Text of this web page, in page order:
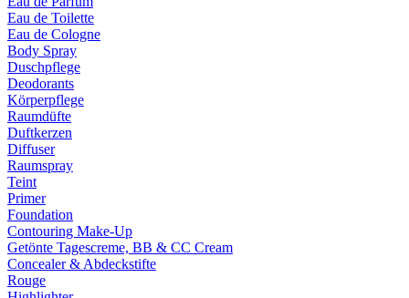
Eau de Toilette
Eau de Cologne
Body Spray
Duschpflege
Deodorants
Körperpflege
Raumdüfte
Duftkerzen
Diffuser
Raumspray
Teint
Primer
Foundation
Contouring Make-Up
Getönte Tagescreme, BB & CC Cream
Concealer & Abdeckstifte
Rouge